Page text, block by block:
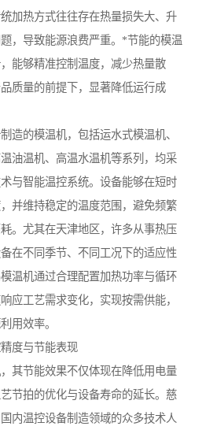
加热方式往往存在热量损失大、升
，导致能源浪费严重。*节能的模温
能够精准控制温度，减少热量散
质量的前提下，显著降低运行成
造的模温机，包括运水式模温机、
油温机、高温水温机等系列，均采
与智能温控系统。设备能够在短时
并维持稳定的温度范围，避免频繁
。尤其在天津地区，许多从事热压
在不同季节、不同工况下的适应性
温机通过合理配置加热功率与循环
应工艺需求变化，实现按需供能，
用效率。
度与节能表现
其节能效果不仅体现在降低用电量
艺节拍的优化与设备寿命的延长。慈
内温控设备制造领域的众多技术人